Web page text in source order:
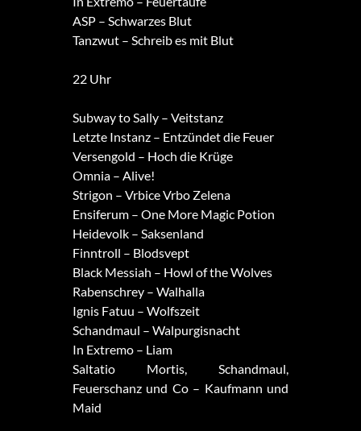
ASP – Schwarzes Blut
Tanzwut – Schreib es mit Blut
22 Uhr
Subway to Sally – Veitstanz
Letzte Instanz – Entzündet die Feuer
Versengold – Hoch die Krüge
Omnia – Alive!
Strigon – Vrbice Vrbo Zelena
Ensiferum – One More Magic Potion
Heidevolk – Saksenland
Finntroll – Blodsvept
Black Messiah – Howl of the Wolves
Rabenschrey – Walhalla
Ignis Fatuu – Wolfszeit
Schandmaul – Walpurgisnacht
In Extremo – Liam
Saltatio Mortis, Schandmaul,
Feuerschanz und Co – Kaufmann und
Maid